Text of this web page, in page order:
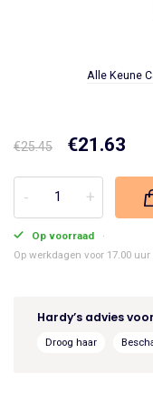
Alle Keune
€25.45
prijs
was:
€25.45.
€21.63
is:
Care
Vital
Spray
150ml
Op voorraad
Op werkdagen voor 17.00
Hardy’s advies
Droog haar